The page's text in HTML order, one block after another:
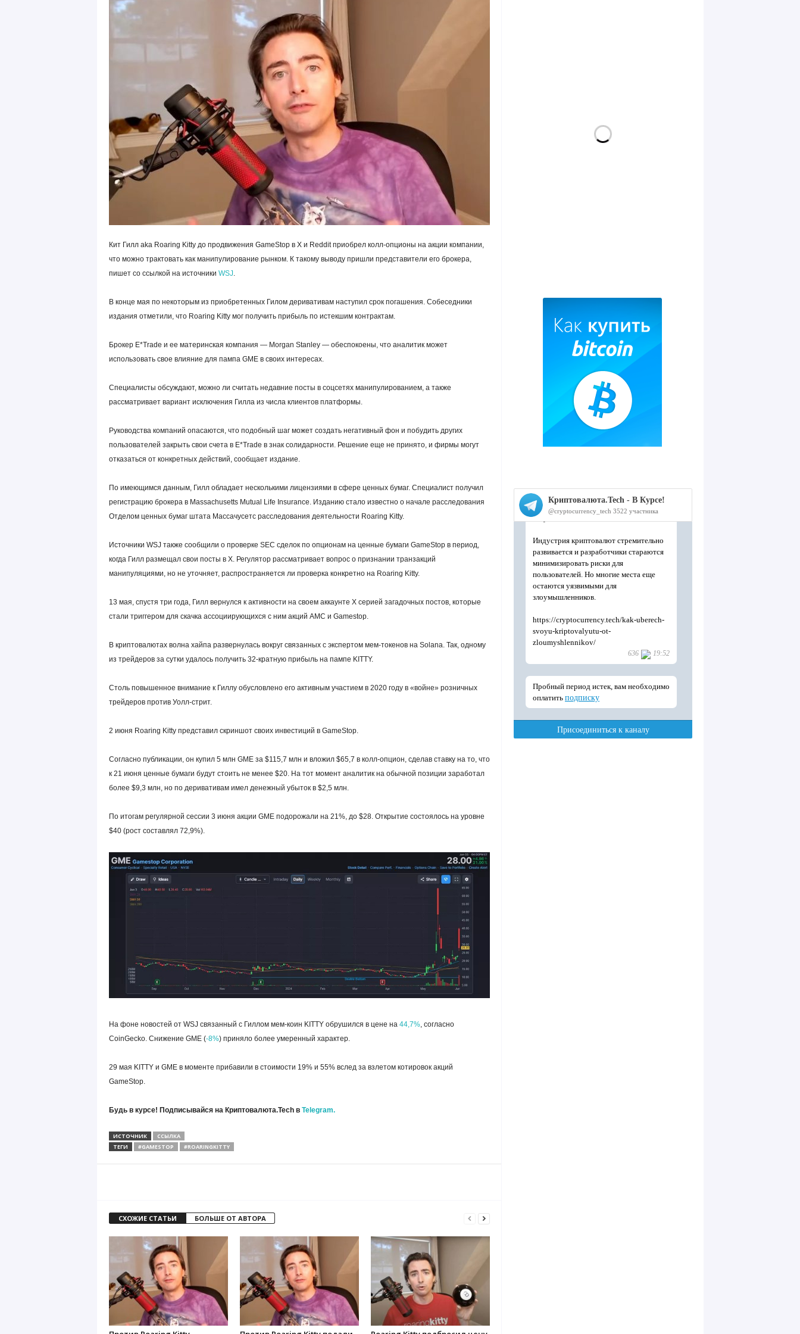
Кит Гилл aka Roaring Kitty до продвижения GameStop в X и Reddit приобрел колл-опционы на акции компании,
что можно трактовать как манипулирование рынком. К такому выводу пришли представители его брокера,
пишет со ссылкой на источники WSJ.
В конце мая по некоторым из приобретенных Гилом деривативам наступил срок погашения. Собеседники
издания отметили, что Roaring Kitty мог получить прибыль по истекшим контрактам.
Брокер E*Trade и ее материнская компания — Morgan Stanley — обеспокоены, что аналитик может
использовать свое влияние для пампа GMEв своих интересах.
Специалисты обсуждают, можно ли считать недавние посты в соцсетях манипулированием, а также
рассматривает вариант исключения Гилла из числа клиентов платформы.
Руководства компаний опасаются, что подобный шаг может создать негативный фон и побудить других
пользователей закрыть свои счета в E*Trade в знак солидарности. Решение еще не принято, и фирмы могут
отказаться от конкретных действий, сообщает издание.
По имеющимся данным, Гилл обладает несколькими лицензиями в сфере ценных бумаг. Специалист получил
регистрацию брокера в Massachusetts Mutual Life Insurance. Изданию стало известно о начале расследования
Отделом ценных бумаг штата Массачусетс расследования деятельности Roaring Kitty.
Источники WSJ также сообщили о проверке SEC сделок по опционам на ценные бумаги GameStop в период,
когда Гилл размещал свои посты в X. Регулятор рассматривает вопрос о признании транзакций
манипуляциями, но не уточняет, распространяется ли проверка конкретно на Roaring Kitty.
13 мая, спустя три года, Гилл вернулся к активности на своем аккаунте X серией загадочных постов, которые
стали триггером для скачка ассоциирующихся с ним акций AMC и Gamestop.
В криптовалютах волна хайпа развернулась вокруг связанных с экспертом мем-токенов на Solana. Так, одному
из трейдеров за сутки удалось получить 32-кратную прибыль на пампе KITTY.
Столь повышенное внимание к Гиллу обусловлено его активным участием в 2020 году в «войне» розничных
трейдеров против Уолл-стрит.
2 июня Roaring Kitty представил скриншот своих инвестиций в GameStop.
Согласно публикации, он купил 5 млн GME за $115,7 млн и вложил $65,7 в колл-опцион, сделав ставку на то, что
к 21 июня ценные бумаги будут стоить не менее $20. На тот момент аналитик на обычной позиции заработал
более $9,3 млн, но по деривативам имел денежный убыток в $2,5 млн.
По итогам регулярной сессии 3 июня акции GME подорожали на 21%, до $28. Открытие состоялось на уровне
$40 (рост составлял 72,9%).
На фоне новостей от WSJ связанный с Гиллом мем-коин KITTY обрушился в цене на44,7%, согласно
CoinGecko. Снижение GME (-8%) приняло более умеренный характер.
29 мая KITTY и GME в моменте прибавили в стоимости 19% и 55% вслед за взлетом котировок акций
GameStop.
Будь в курсе! Подписывайся на Криптовалюта.Tech в Telegram.
ИСТОЧНИК
ССЫЛКА
ТЕГИ
#GAMESTOP #ROARINGKITTY
СХОЖИЕ СТАТЬИ БОЛЬШЕ ОТ АВТОРА